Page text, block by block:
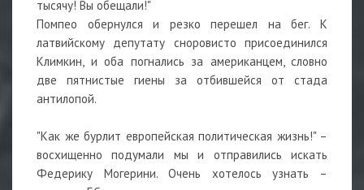
тысячу! Вы обещали!"
Помпео обернулся и резко перешел на бег. К
латвийскому депутату сноровисто присоединился
Климкин, и оба погнались за американцем, словно
две пятнистые гиены за отбившейся от стада
антилопой.
"Как же бурлит европейская политическая жизнь!" –
восхищенно подумали мы и отправились искать
Федерику Могерини. Очень хотелось узнать –